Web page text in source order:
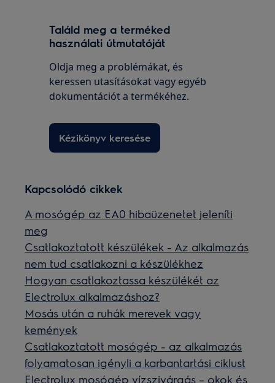
Találd meg a terméked
használati útmutatóját
Oldja meg a problémákat, és
keressen utasításokat vagy egyéb
dokumentációt a termékéhez.
Kézikönyv keresése
Kapcsolódó cikkek
A mosógép az EA0 hibaüzenetet jeleníti
meg
Csatlakoztatott készülékek - Az alkalmazás
nem tud csatlakozni a készülékhez
Hogyan csatlakoztassa készülékét az
Electrolux alkalmazáshoz?
Mosás után a ruhák merevek vagy
kemények
Csatlakoztatott mosógép - az alkalmazás
folyamatosan igényli a karbantartási ciklust
Electrolux mosógép vízszivárgás – okok és